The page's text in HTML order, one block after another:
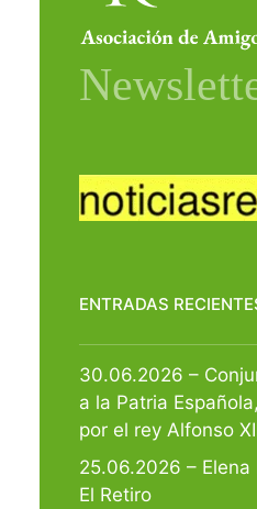
ENTRADAS
30.06.2026 –
a la Patria
por el rey Alfonso
25.06.2026 – Elena
El Retiro